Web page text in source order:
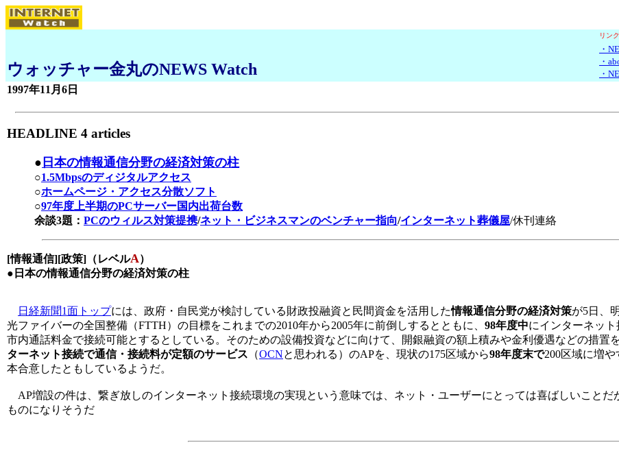
ウォッチャー金丸のNEWS Watch
リン
・
・
・
1997年11月6日
HEADLINE 4 articles
● 日本の情報通信分野の経済対策の柱
○1.5Mbpsのディジタルアクセス
○ホームページ・アクセス分散ソフト
○97年度上半期のPCサーバー国内出荷台数
余談3題： PCのウィルス対策提携/ネット・ビジネスマンのベンチャー指向/インターネット葬儀屋/休刊連絡
[情報通信][政策]（レベルA）
●日本の情報通信分野の経済対策の柱
日経新聞1面トップには、政府・自民党が検討している財政投融資と民間資金を活用した情報通信分野の経済対策が5日、
光ファイバーの全国整備（FTTH）の目標をこれまでの2010年から2005年に前倒しするとともに、 98年度中にインターネッ
市内通話料金で接続可能とするとしている。そのための設備投資などに向けて、開銀融資の額上積みや金利優遇などの措置
ターネット接続で通信・接続料が定額のサービス （OCNと思われる）のAPを、現状の175区域から98年度末で200区域に増や
本合意したともしているようだ。
AP増設の件は、繋ぎ放しのインターネット接続環境の実現という意味では、ネット・ユーザーにとっては喜ばしいこと
ものになりそうだ